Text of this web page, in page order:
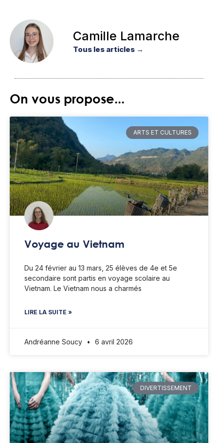
Camille Lamarche
Tous les articles →
On vous propose...
ARTS ET CULTURES
Voyage au Vietnam
Du 24 février au 13 mars, 25 élèves de 4e et 5e
secondaire sont partis en voyage scolaire au
Vietnam. Le Vietnam nous a charmés
LIRE LA SUITE »
Andréanne Soucy 6 avril 2026
DIVERTISSEMENT